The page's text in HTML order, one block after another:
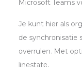
Microsoft Teams
Je kunt hier als
de synchronisatie
overrulen. Met
linestate.